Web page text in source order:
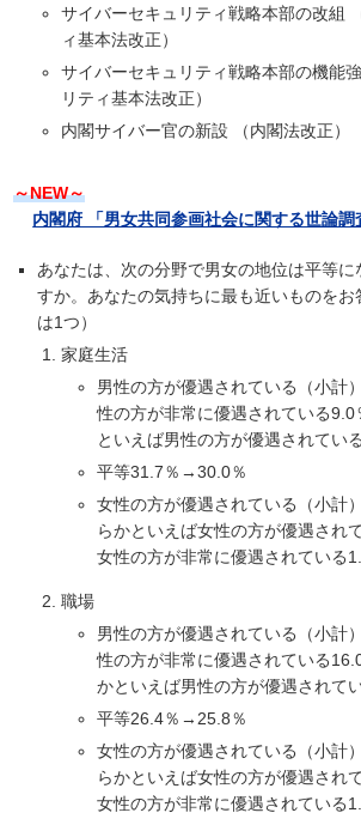
サイバーセキュリティ戦略本部の改組
ィ基本法改正）
サイバーセキュリティ戦略本部の機能
リティ基本法改正）
内閣サイバー官の新設 （内閣法改正）
～NEW～
内閣府 「男女共同参画社会に関する世論調
あなたは、次の分野で男女の地位は平等に
すか。あなたの気持ちに最も近いものを
は1つ）
家庭生活
男性の方が優遇されている（小計
性の方が非常に優遇されている
といえば男性の方が優遇されてい
平等31.7％→30.0％
女性の方が優遇されている（小計
らかといえば女性の方が優遇され
女性の方が非常に優遇されている
職場
男性の方が優遇されている（小計
性の方が非常に優遇されている
かといえば男性の方が優遇されて
平等26.4％→25.8％
女性の方が優遇されている（小計
らかといえば女性の方が優遇され
女性の方が非常に優遇されている